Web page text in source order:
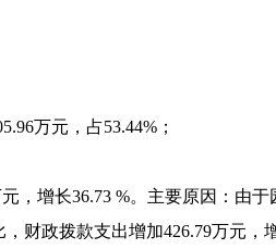
万元，占53.44%；
，增长36.73 %。主要原因：由
财政拨款支出增加426.79万元，